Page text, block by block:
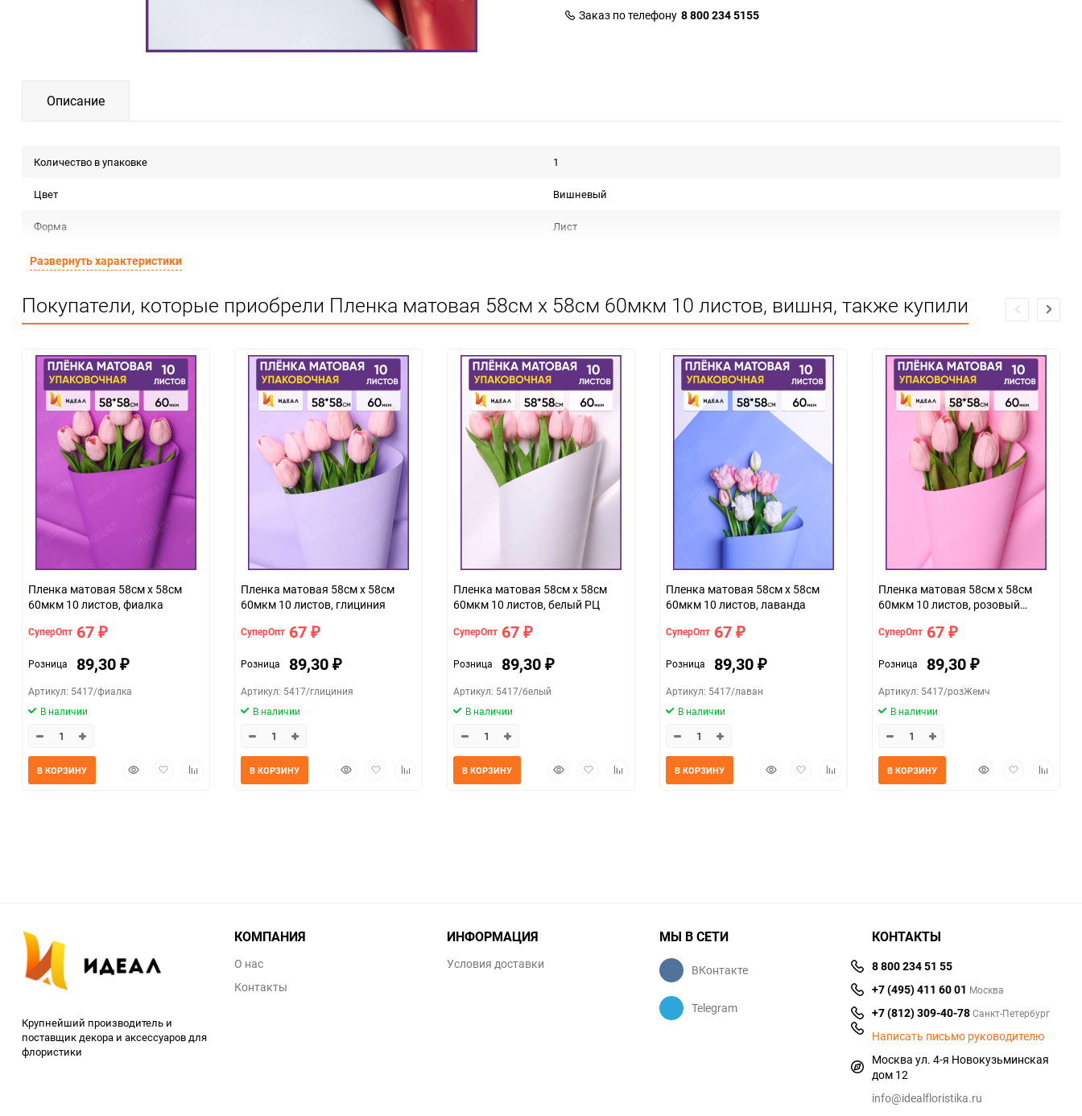
Заказ по телефону 8 800 234 5155
Описание
Количество в упаковке 1
Цвет Вишневый
Форма Лист
Материал
Предназначение товара Для декора
Сертификация Не подлежит сертификации
Особые условия Особых условий не требует
Минимальное количество
Количество в коробке 100
Единица измерения
ЦветНоменклатуры вишня 208, 45 (7420, 38-)
Развернуть характеристики
Покупатели, которые приобрели Пленка матовая 58см х 58см 60мкм 10 листов, вишня, также купили
Пленка матовая 58см х 58см
60мкм 10 листов, фиалка
СуперОпт 67 ₽
Розница 89,30 ₽
Артикул: 5417/фиалка
В наличии
БыстрыйДобавитьДобавить
В КОРЗИНУ
Пленка матовая 58см х 58см
60мкм 10 листов, глициния
СуперОпт 67 ₽
Розница 89,30 ₽
Артикул: 5417/глициния
В наличии
БыстрыйДобавитьДобавить
В КОРЗИНУ
Пленка матовая 58см х 58см
60мкм 10 листов, белый РЦ
СуперОпт 67 ₽
Розница 89,30 ₽
Артикул: 5417/белый
В наличии
БыстрыйДобавитьДобавить
В КОРЗИНУ
Пленка матовая 58см х 58см
60мкм 10 листов, лаванда
СуперОпт 67 ₽
Розница 89,30 ₽
Артикул: 5417/лаван
В наличии
БыстрыйДобавитьДобавить
В КОРЗИНУ
Пленка матовая 58см х 58см
60мкм 10 листов, розовый
СуперОпт 67 ₽
Розница 89,30 ₽
Артикул: 5417/розЖемч
В наличии
БыстрыйДобавить
В КОРЗИНУ
Крупнейший производитель и
поставщик декора и аксессуаров для
флористики
КОМПАНИЯ
О нас
Контакты
ИНФОРМАЦИЯ
Условия доставки
МЫ В СЕТИ
ВКонтакте
Telegram
КОНТАКТЫ
8 800 234 51 55
+7 (495) 411 60 01 Москва
+7 (812) 309-40-78Санкт-Петербург
Написать письмо руководителю
Москва ул. 4-я Новокузьминская
дом 12
info@idealfloristika.ru